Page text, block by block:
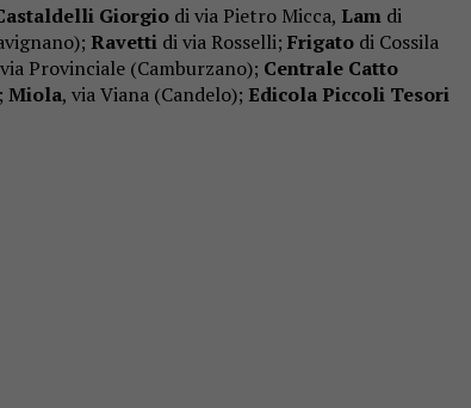
Giorgio di via Pietro Micca, Lam di
Ravetti di via Rosselli; Frigato di Cossila
Provinciale (Camburzano); Centrale Catto
Miola, via Viana (Candelo); Edicola Piccoli Tesori